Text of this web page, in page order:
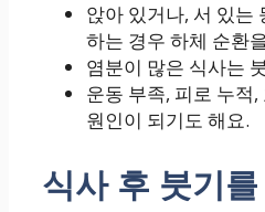
앉아 있거나, 서 있는
하는 경우 하체 순환
염분이 많은 식사는
운동 부족, 피로 누적
원인이 되기도 해요.
식사 후 붓기